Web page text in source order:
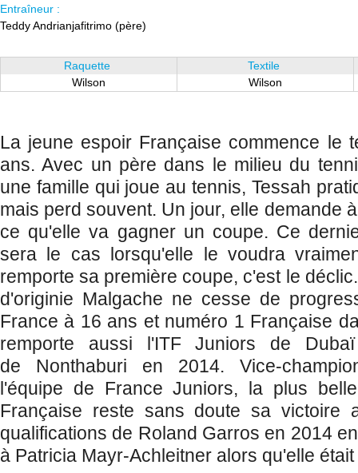
Entraîneur :
Teddy Andrianjafitrimo (père)
Raquette
Wilson
Textile
Wilson
La jeune espoir Française commence le
ans. Avec un père dans le milieu du
une famille qui joue au tennis, Tessah
mais perd souvent. Un jour, elle demande
ce qu'elle va gagner un coupe. Ce
sera le cas lorsqu'elle le voudra
remporte sa première coupe, c'est le
d'originie Malgache ne cesse de
France à 16 ans et numéro 1 Française
remporte aussi l'ITF Juniors de
de Nonthaburi en 2014. Vice-
l'équipe de France Juniors, la plus
Française reste sans doute sa victoire
qualifications de Roland Garros en 2014
à Patricia Mayr-Achleitner alors qu'elle